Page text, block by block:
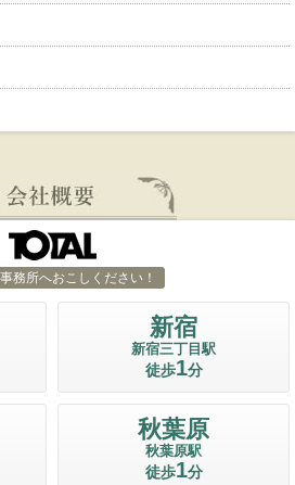
務所へおこしください！
新宿
新宿三丁目駅
徒歩1分
秋葉原
秋葉原駅
徒歩1分